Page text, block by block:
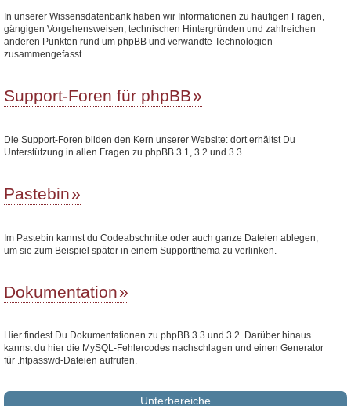
In unserer Wissensdatenbank haben wir Informationen zu häufigen Fragen,
gängigen Vorgehensweisen, technischen Hintergründen und zahlreichen
anderen Punkten rund um phpBB und verwandte Technologien
zusammengefasst.
Support-Foren für phpBB
Die Support-Foren bilden den Kern unserer Website: dort erhältst Du
Unterstützung in allen Fragen zu phpBB 3.1, 3.2 und 3.3.
Pastebin
Im Pastebin kannst du Codeabschnitte oder auch ganze Dateien ablegen,
um sie zum Beispiel später in einem Supportthema zu verlinken.
Dokumentation
Hier findest Du Dokumentationen zu phpBB 3.3 und 3.2. Darüber hinaus
kannst du hier die MySQL-Fehlercodes nachschlagen und einen Generator
für .htpasswd-Dateien aufrufen.
Unterbereiche